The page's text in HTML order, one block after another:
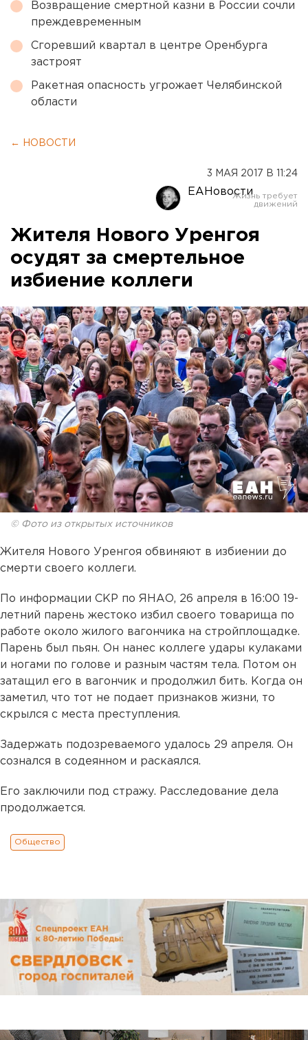
Возвращение смертной казни в России сочли
преждевременным
Сгоревший квартал в центре Оренбурга
застроят
Ракетная опасность угрожает Челябинской
области
← НОВОСТИ
3 МАЯ 2017 В 11:24
ЕАНовости
Жителя Нового Уренгоя
осудят за смертельное
избиение коллеги
© Фото из открытых источников
Жителя Нового Уренгоя обвиняют в избиении до
смерти своего коллеги.
По информации СКР по ЯНАО, 26 апреля в 16:00 19-
летний парень жестоко избил своего товарища по
работе около жилого вагончика на стройплощадке.
Парень был пьян. Он нанес коллеге удары кулаками
и ногами по голове и разным частям тела. Потом он
затащил его в вагончик и продолжил бить. Когда он
заметил, что тот не подает признаков жизни, то
скрылся с места преступления.
Задержать подозреваемого удалось 29 апреля. Он
сознался в содеянном и раскаялся.
Его заключили под стражу. Расследование дела
продолжается.
Общество